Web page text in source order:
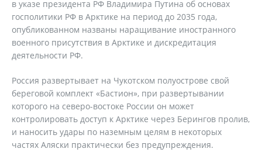
в указе президента РФ Владимира Путина об основах
госполитики РФ в Арктике на период до 2035 года,
опубликованном названы наращивание иностранного
военного присутствия в Арктике и дискредитация
деятельности РФ.
Россия развертывает на Чукотском полуострове свой
береговой комплект «Бастион», при развертывании
которого на северо-востоке России он может
контролировать доступ к Арктике через Берингов пролив,
и наносить удары по наземным целям в некоторых
частях Аляски практически без предупреждения.